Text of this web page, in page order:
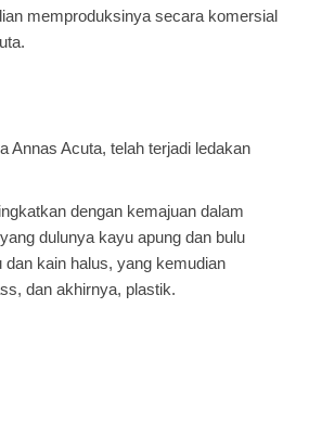
memproduksinya secara komersial
Annas Acuta, telah terjadi ledakan
dengan kemajuan dalam
dulunya kayu apung dan bulu
dan kain halus, yang kemudian
dan akhirnya, plastik.